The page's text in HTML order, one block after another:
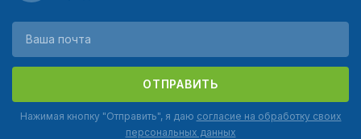
ОТПРАВИТЬ
Нажимая кнопку "Отправить", я даю согласие на обработку своих
персональных данных